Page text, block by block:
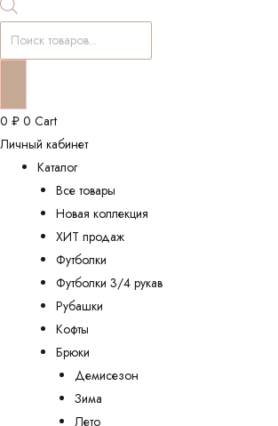
Поиск
товаров
0 ₽ 0 Cart
Личный кабинет
Каталог
Все товары
Новая коллекция
ХИТ продаж
Футболки
Футболки 3/4 рукав
Рубашки
Кофты
Брюки
Демисезон
Зима
Лето